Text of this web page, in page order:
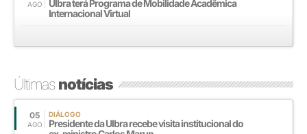
AGO
Ulbra terá Programa de Mobilidade Acadêmica
Internacional Virtual
Últimasnotícias
05
AGO
DIÁLOGO
Presidente da Ulbra recebe visita institucional do